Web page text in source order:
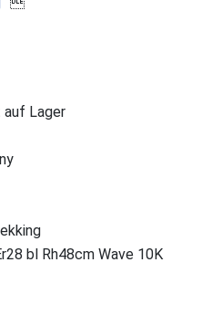
Lager
bl Rh48cm Wave 10K